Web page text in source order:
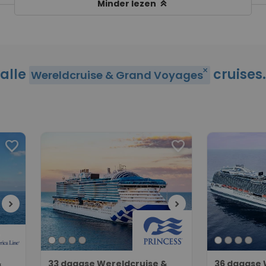
Minder lezen keyboard_double_arrow_up
alle Wereldcruise & Grand Voyagesclose cruises.
favorite
chevron_right
favorite
chevron_right
33 daagse Wereldcruise &
36 daagse